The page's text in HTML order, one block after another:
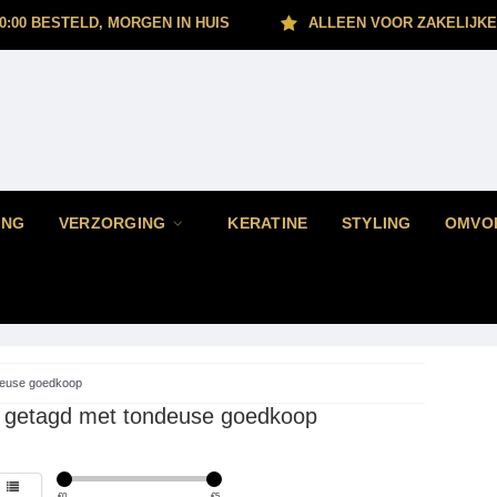
BESTELD, MORGEN IN HUIS ALLEEN VOOR
VERZORGING KERATINE STYLING
goedkoop
met tondeuse goedkoop